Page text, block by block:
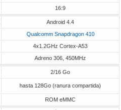
16:9
Android 4.4
Qualcomm Snapdragon 410
4x1.2GHz Cortex-A53
Adreno 306, 450MHz
2/16 Go
hasta 128Go (ranura compartida)
ROM eMMC